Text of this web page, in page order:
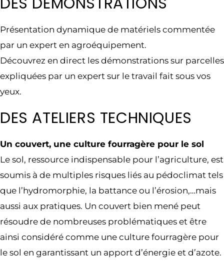
Présentation dynamique de matériels commentée
par un expert en agroéquipement.
Découvrez en direct les démonstrations sur parcelles
expliquées par un expert sur le travail fait sous vos
yeux.
DES ATELIERS TECHNIQUES
Un couvert, une culture fourragère pour le sol
Le sol, ressource indispensable pour l’agriculture, est
soumis à de multiples risques liés au pédoclimat tels
que l’hydromorphie, la battance ou l’érosion,…mais
aussi aux pratiques. Un couvert bien mené peut
résoudre de nombreuses problématiques et être
ainsi considéré comme une culture fourragère pour
le sol en garantissant un apport d’énergie et d’azote.